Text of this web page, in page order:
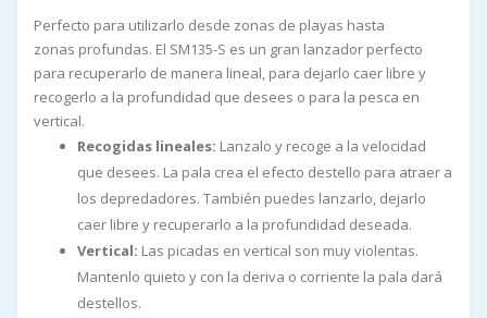
Perfecto para utilizarlo desde zonas de playas hasta
zonas profundas. El SM135-S es un gran lanzador perfecto
para recuperarlo de manera lineal, para dejarlo caer libre y
recogerlo a la profundidad que desees o para la pesca en
vertical.
Recogidas lineales: Lanzalo y recoge a la velocidad
que desees. La pala crea el efecto destello para atraer a
los depredadores. También puedes lanzarlo, dejarlo
caer libre y recuperarlo a la profundidad deseada.
Vertical: Las picadas en vertical son muy violentas.
Mantenlo quieto y con la deriva o corriente la pala dará
destellos.